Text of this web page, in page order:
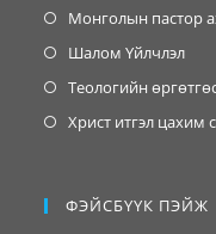
Монголын пастор
Шалом Үйлчлэл
Теологийн
Христ итгэл цахим
ФЭЙСБҮҮК ПЭЙЖ